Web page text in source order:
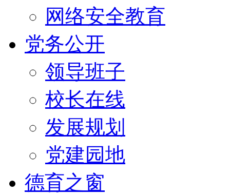
网络安全教育
党务公开
领导班子
校长在线
发展规划
党建园地
德育之窗